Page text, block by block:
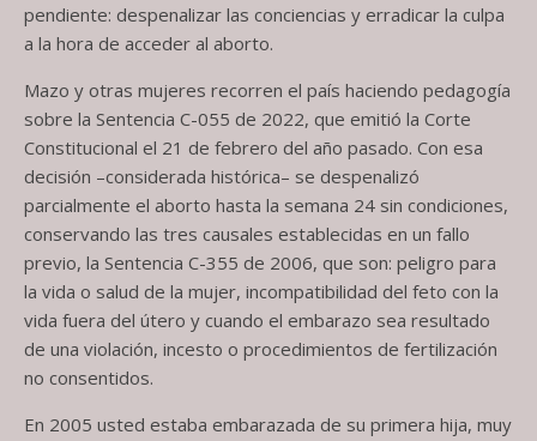
pendiente: despenalizar las conciencias y erradicar la culpa
a la hora de acceder al aborto.
Mazo y otras mujeres recorren el país haciendo pedagogía
sobre la Sentencia C-055 de 2022, que emitió la Corte
Constitucional el 21 de febrero del año pasado. Con esa
decisión –considerada histórica– se despenalizó
parcialmente el aborto hasta la semana 24 sin condiciones,
conservando las tres causales establecidas en un fallo
previo, la Sentencia C-355 de 2006, que son: peligro para
la vida o salud de la mujer, incompatibilidad del feto con la
vida fuera del útero y cuando el embarazo sea resultado
de una violación, incesto o procedimientos de fertilización
no consentidos.
En 2005 usted estaba embarazada de su primera hija, muy